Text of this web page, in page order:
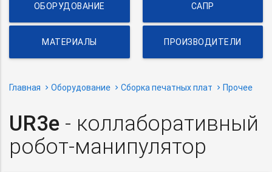
ОБОРУДОВАНИЕ САПР
МАТЕРИАЛЫ ПРОИЗВОДИТЕЛИ
Главная Оборудование Сборка печатных плат Прочее
UR3e - коллаборативный
робот-манипулятор